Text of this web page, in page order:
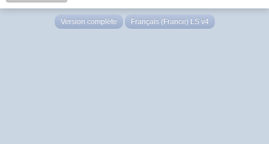
Version complète Français (France) LS v4